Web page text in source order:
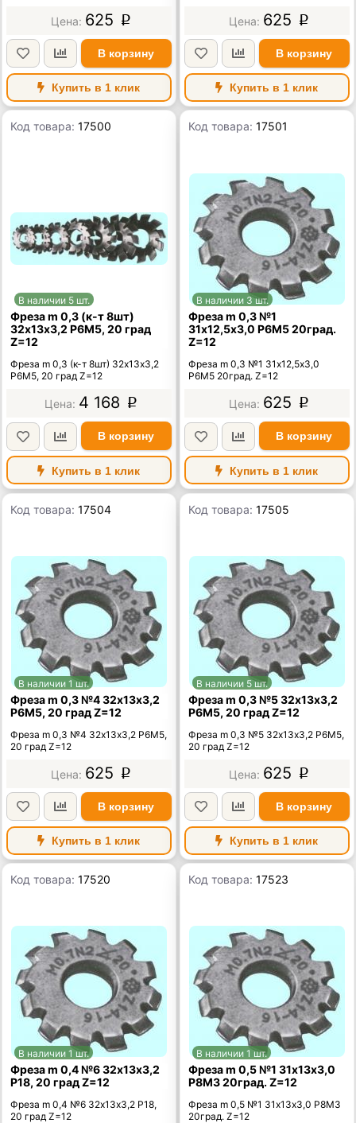
625 p
В корзину
Купить в 1 клик
625 p
В корзину
Купить в 1 клик
Код товара:17500
В наличии 5 шт.
Фреза m 0,3 (к-т 8шт)
32х13х3,2 Р6М5, 20 град
Z=12
Фреза m 0,3 (к-т 8шт) 32х13х3,2
Р6М5, 20 град Z=12
4 168 p
В корзину
Купить в 1 клик
Код товара:17501
В наличии 3 шт.
Фреза m 0,3 №1
31х12,5х3,0 Р6М5 20град.
Z=12
Фреза m 0,3 №1 31х12,5х3,0
Р6М5 20град. Z=12
625 p
В корзину
Купить в 1 клик
Код товара:17504
В наличии 1 шт.
Фреза m 0,3 №4 32х13х3,2
Р6М5, 20 град Z=12
Фреза m 0,3 №4 32х13х3,2 Р6М5,
20 град Z=12
625 p
В корзину
Купить в 1 клик
Код товара:17505
В наличии 5 шт.
Фреза m 0,3 №5 32х13х3,2
Р6М5, 20 град Z=12
Фреза m 0,3 №5 32х13х3,2 Р6М5,
20 град Z=12
625 p
В корзину
Купить в 1 клик
Код товара:17520
В наличии 1 шт.
Фреза m 0,4 №6 32х13х3,2
Р18, 20 град Z=12
Фреза m 0,4 №6 32х13х3,2 Р18,
20 град Z=12
Код товара:17523
В наличии 1 шт.
Фреза m 0,5 №1 31х13х3,0
Р8М3 20град. Z=12
Фреза m 0,5 №1 31х13х3,0 Р8М3
20град. Z=12